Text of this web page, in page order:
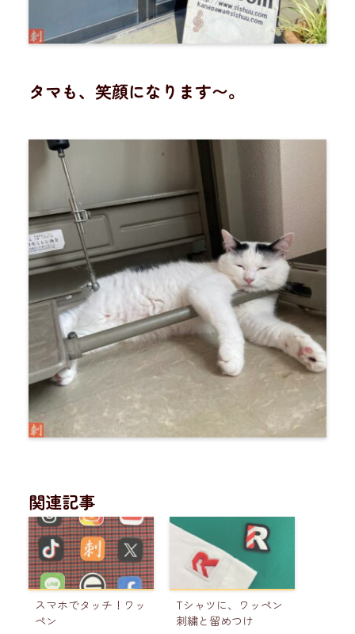
タマも、笑顔になります〜。
関連記事
スマホでタッチ！ワッ
ペン
Tシャツに、ワッペン
刺繍と留めつけ